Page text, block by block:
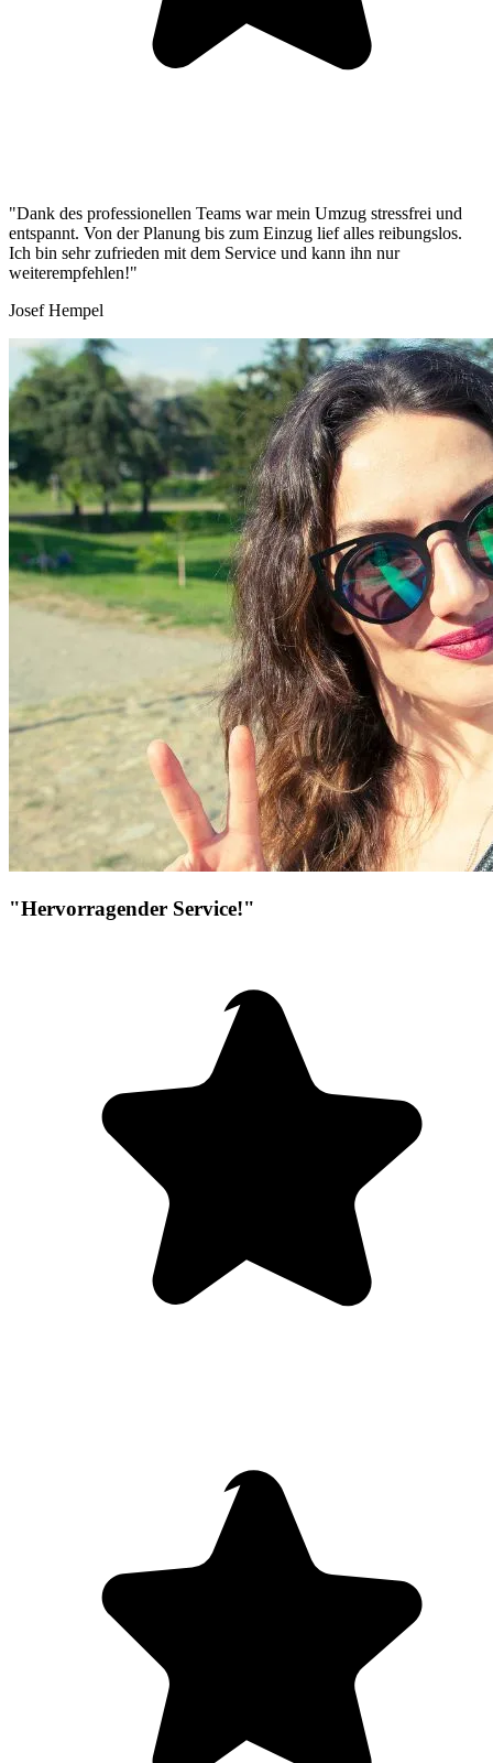
"Dank des professionellen Teams war mein Umzug stressfrei und
entspannt. Von der Planung bis zum Einzug lief alles reibungslos.
Ich bin sehr zufrieden mit dem Service und kann ihn nur
weiterempfehlen!"
Josef Hempel
"Hervorragender Service!"